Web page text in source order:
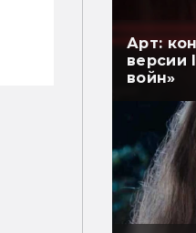
Арт:
версии
войн»